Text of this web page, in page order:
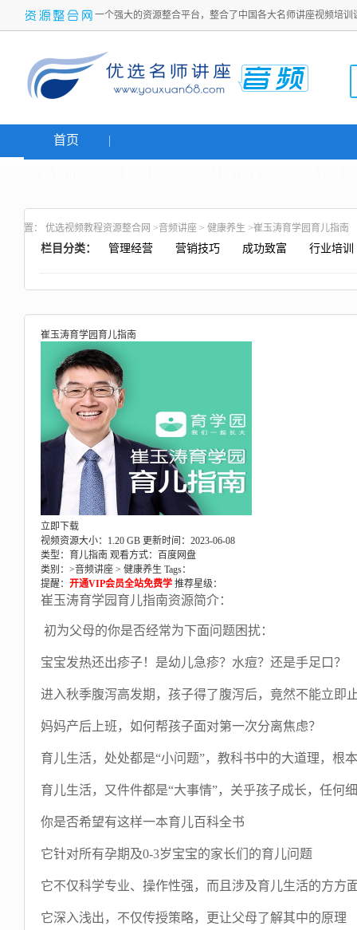
一个强大的资源整合平台，整合了中国各大名师讲座视频培
首页
置： 优选视频教程资源整合网 >音频讲座 > 健康养生 >崔玉涛育学园育儿指南
栏目分类： 管理经营 营销技巧 成功致富 行业培训
崔玉涛育学园育儿指南
立即下载
视频资源大小：1.20 GB 更新时间：2023-06-08
类型：育儿指南 观看方式：百度网盘
类别：>音频讲座 > 健康养生 Tags：
提醒： 开通VIP会员全站免费学 推荐星级：
崔玉涛育学园育儿指南资源简介：
初为父母的你是否经常为下面问题困扰：
宝宝发热还出疹子！是幼儿急疹？水痘？还是手足口？
进入秋季腹泻高发期，孩子得了腹泻后，竟然不能立即
妈妈产后上班，如何帮孩子面对第一次分离焦虑？
育儿生活，处处都是“小问题”，教科书中的大道理，根
育儿生活，又件件都是“大事情”，关乎孩子成长，任何
你是否希望有这样一本育儿百科全书
它针对所有孕期及0-3岁宝宝的家长们的育儿问题
它不仅科学专业、操作性强，而且涉及育儿生活的方方
它深入浅出，不仅传授策略，更让父母了解其中的原理